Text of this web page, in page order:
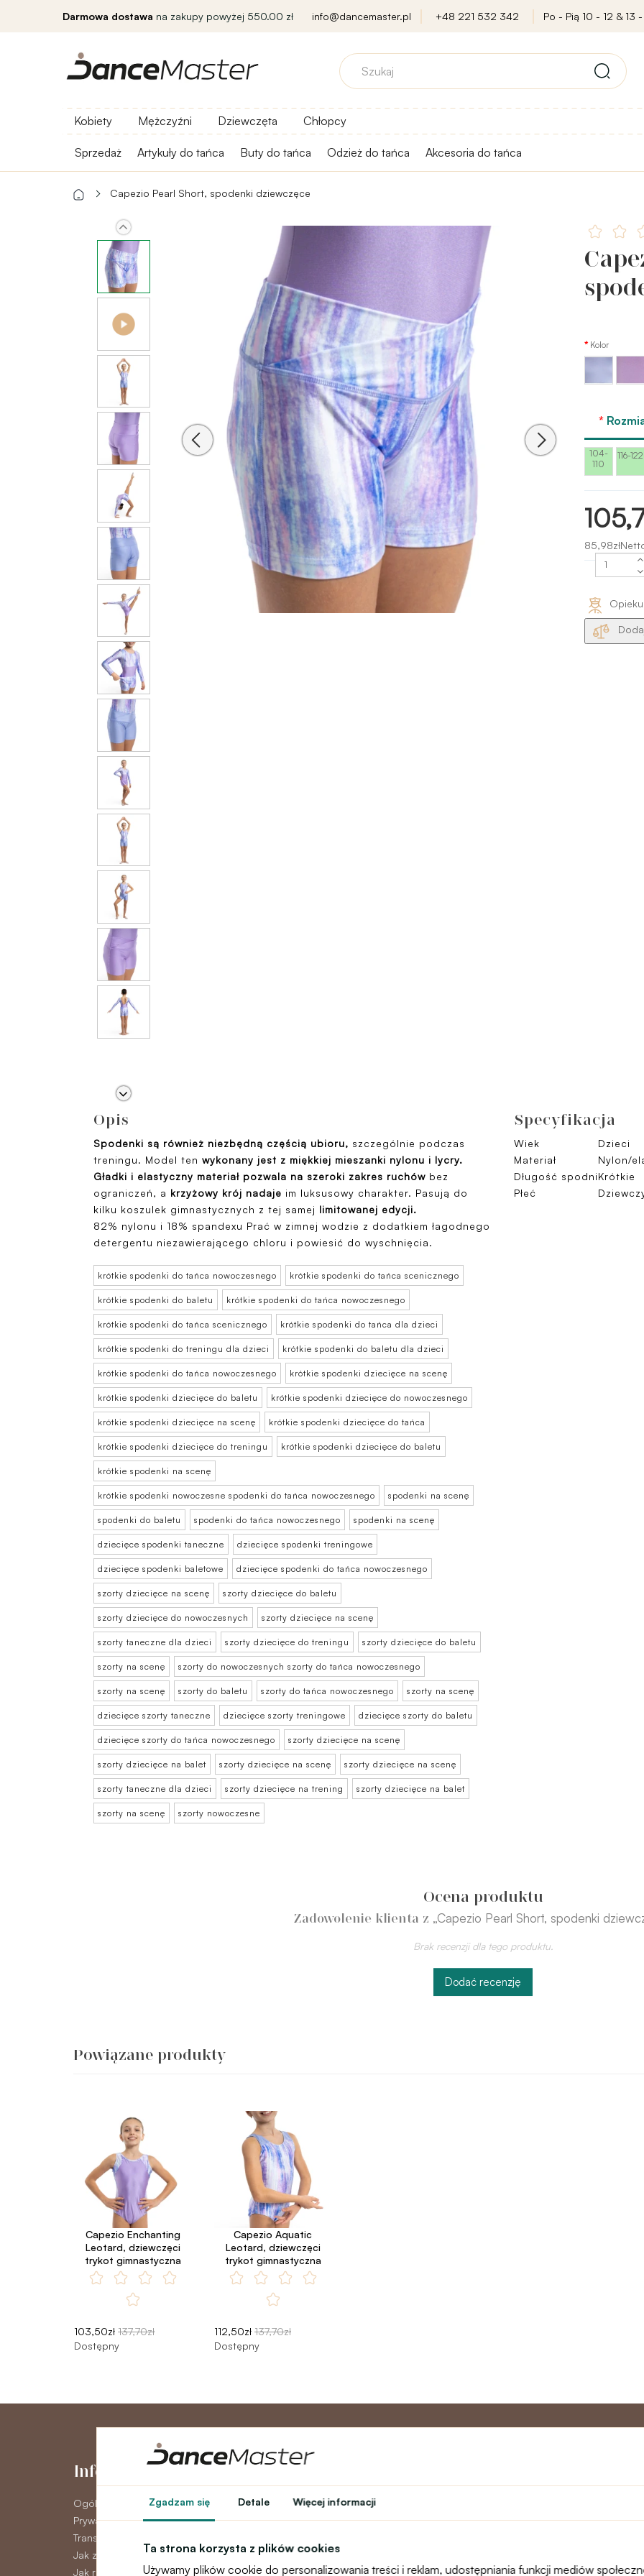
Zgadzam się Detale Więcej informacji
Ta strona korzysta z plików cookies
Używamy plików cookie do personalizowania treści i reklam, udostępniania funkcji mediów
Darmowa dostawa na zakupy powyżej 550.00 zł info@dancemaster.pl +48 221 532 342 Po - Pią 10 - 12 & 13 -
Kobiety Mężczyźni Dziewczęta Chłopcy
Sprzedaż Artykuły do ​​tańca Buty do tańca Odzież do tańca Akcesoria do tańca
Capezio Pearl Short, spodenki dziewczęce
Kolor
Błyszczący
104-
110
116-122
Opis
Spodenki są również niezbędną częścią ubioru, szczególnie podczas
treningu. Model ten wykonany jest z miękkiej mieszanki nylonu i lycry.
Gładki i elastyczny materiał pozwala na szeroki zakres ruchów bez
ograniczeń, a krzyżowy krój nadaje im luksusowy charakter. Pasują do
kilku koszulek gimnastycznych z tej samej limitowanej edycji.
82% nylonu i 18% spandexu Prać w zimnej wodzie z dodatkiem łagodnego
detergentu niezawierającego chloru i powiesić do wyschnięcia.
krótkie spodenki do tańca nowoczesnego krótkie spodenki do tańca scenicznego
krótkie spodenki do baletu krótkie spodenki do tańca nowoczesnego
krótkie spodenki do tańca scenicznego krótkie spodenki do tańca dla dzieci
krótkie spodenki do treningu dla dzieci krótkie spodenki do baletu dla dzieci
krótkie spodenki do tańca nowoczesnego krótkie spodenki dziecięce na scenę
krótkie spodenki dziecięce do baletu krótkie spodenki dziecięce do nowoczesnego
krótkie spodenki dziecięce na scenę krótkie spodenki dziecięce do tańca
krótkie spodenki dziecięce do treningu krótkie spodenki dziecięce do baletu
krótkie spodenki na scenę
krótkie spodenki nowoczesne spodenki do tańca nowoczesnego spodenki na scenę
spodenki do baletu spodenki do tańca nowoczesnego spodenki na scenę
dziecięce spodenki taneczne dziecięce spodenki treningowe
dziecięce spodenki baletowe dziecięce spodenki do tańca nowoczesnego
szorty dziecięce na scenę szorty dziecięce do baletu
szorty dziecięce do nowoczesnych szorty dziecięce na scenę
szorty taneczne dla dzieci szorty dziecięce do treningu szorty dziecięce do baletu
szorty na scenę szorty do nowoczesnych szorty do tańca nowoczesnego
szorty na scenę szorty do baletu szorty do tańca nowoczesnego szorty na scenę
dziecięce szorty taneczne dziecięce szorty treningowe dziecięce szorty do baletu
dziecięce szorty do tańca nowoczesnego szorty dziecięce na scenę
szorty dziecięce na balet szorty dziecięce na scenę szorty dziecięce na scenę
szorty taneczne dla dzieci szorty dziecięce na trening szorty dziecięce na balet
szorty na scenę szorty nowoczesne
Specyfikacja
Wiek
Dzieci
Materiał
Nylon/
Długość spodniKrótkie
Płeć
Ocena produktu
Zadowolenie klienta z „Capezio Pearl Short, spodenki
Brak recenzji dla tego produktu.
Dodać recenzję
Powiązane produkty
Capezio Enchanting
Leotard, dziewczęci
trykot gimnastyczna
103,50zł 137,70zł
Dostępny
Capezio Aquatic
Leotard, dziewczęci
trykot gimnastyczna
112,50zł 137,70zł
Dostępny
Informacje
Ogólne warunki
Prywatność GDPR
Transport
Jak zapłacić
Jak reklamować, wymieniać lub
Moje konto
Moje konto
Historia zamówień
partnerski
Program lojalnościowy
Teatr
text_faq